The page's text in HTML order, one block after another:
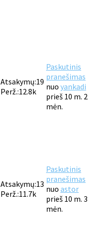
Atsakymų:19
Perž.:12.8k
Paskutinis
pranešimas
nuo yankadi
prieš 10 m. 2
mėn.
Atsakymų:13
Perž.:11.7k
Paskutinis
pranešimas
nuo astor
prieš 10 m. 3
mėn.